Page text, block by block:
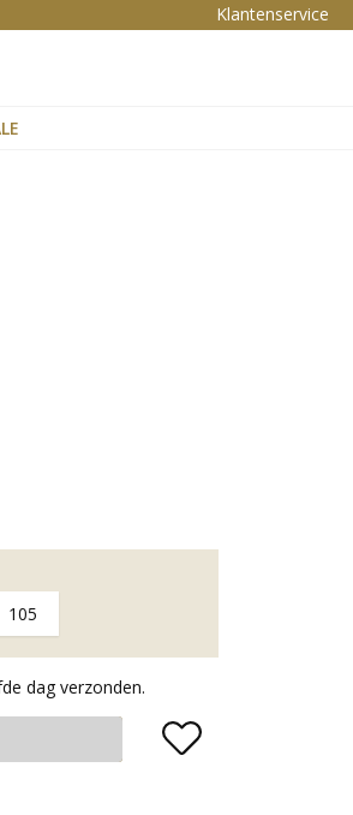
Klantenservice
Zoeken
105
dag verzonden.